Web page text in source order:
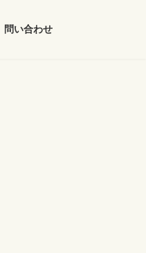
問い合わせ